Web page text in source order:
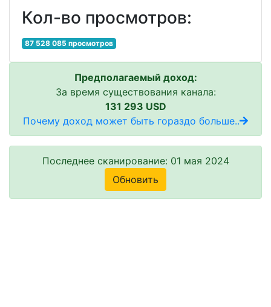
Кол-во просмотров:
87 528 085 просмотров
Предполагаемый доход:
За время существования канала:
131 293 USD
Почему доход может быть гораздо больше..
Последнее сканирование: 01 мая 2024
Обновить